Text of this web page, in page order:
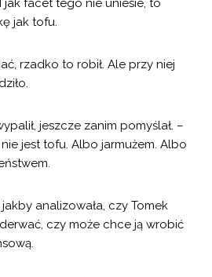
facet tego nie uniesie, to
jak tofu.
rzadko to robił. Ale przy niej
jeszcze zanim pomyślał. –
jest tofu. Albo jarmużem. Albo
analizowała, czy Tomek
czy może chce ją wrobić